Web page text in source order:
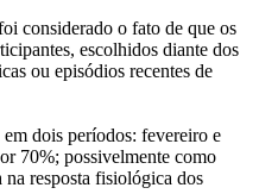
considerado o fato de que os
escolhidos diante dos
ou episódios recentes de
dois períodos: fevereiro e
70%; possivelmente como
resposta fisiológica dos